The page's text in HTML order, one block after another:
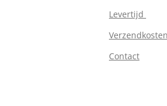
Levertijd
Verzendkosten
Contact